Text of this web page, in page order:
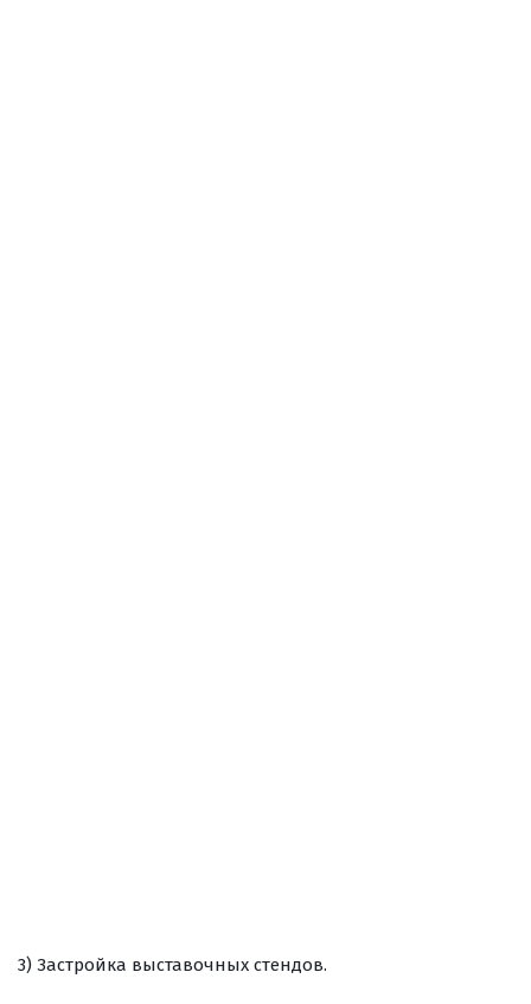
3) Застройка выставочных стендов.